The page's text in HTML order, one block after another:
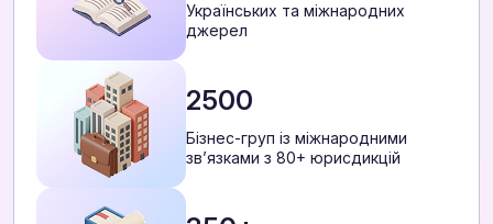
Українських та міжнародних
джерел
2500
Бізнес-груп із міжнародними
звʼязками з 80+ юрисдикцій